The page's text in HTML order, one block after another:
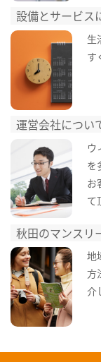
設備とサービス
生
す
運営会社につい
ウ
を
お
て
秋田のマンスリ
地
方
介